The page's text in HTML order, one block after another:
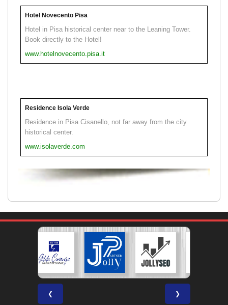
Hotel Novecento Pisa
Hotel in Pisa historical center near to the Leaning Tower.
Book directly to the Hotel!
www.hotelnovecento.pisa.it
Residence Isola Verde
Residence in Pisa Cisanello, not far away from the city
historical center.
www.isolaverde.com
❮ ❯